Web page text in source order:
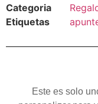
Categoria
Etiquetas
Este es solo